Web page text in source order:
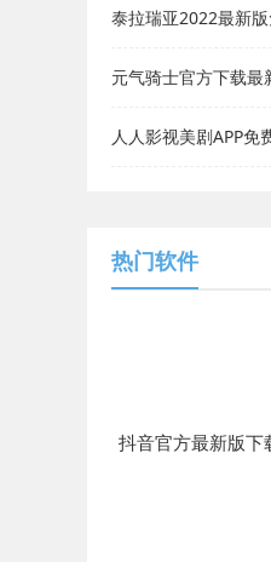
泰拉瑞亚2022最新
元气骑士官方下载最
人人影视美剧APP免
热门软件
抖音官方最新版下